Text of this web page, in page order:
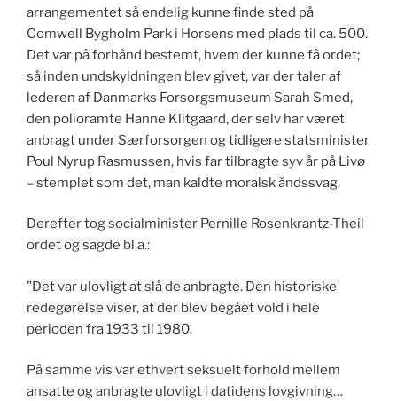
arrangementet så endelig kunne finde sted på
Comwell Bygholm Park i Horsens med plads til ca. 500.
Det var på forhånd bestemt, hvem der kunne få ordet;
så inden undskyldningen blev givet, var der taler af
lederen af Danmarks Forsorgsmuseum Sarah Smed,
den polioramte Hanne Klitgaard, der selv har været
anbragt under Særforsorgen og tidligere statsminister
Poul Nyrup Rasmussen, hvis far tilbragte syv år på Livø
– stemplet som det, man kaldte moralsk åndssvag.
Derefter tog socialminister Pernille Rosenkrantz-Theil
ordet og sagde bl.a.:
”Det var ulovligt at slå de anbragte. Den historiske
redegørelse viser, at der blev begået vold i hele
perioden fra 1933 til 1980.
På samme vis var ethvert seksuelt forhold mellem
ansatte og anbragte ulovligt i datidens lovgivning…